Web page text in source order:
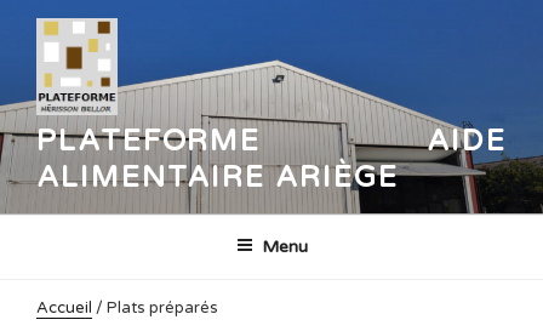
contenu
principal
PLATEFORME AIDE
ALIMENTAIRE ARIÈGE
Menu
Accueil / Plats préparés